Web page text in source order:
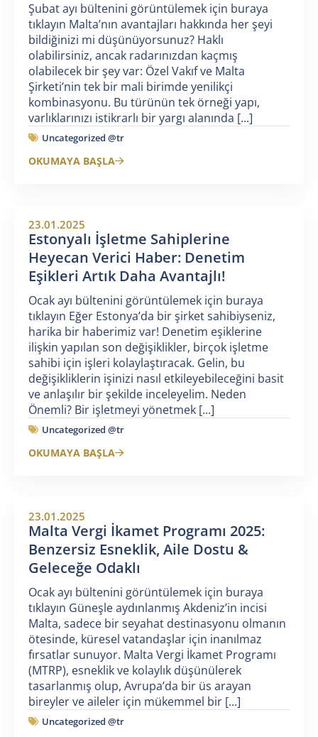
Şubat ayı bültenini görüntülemek için buraya
tıklayın Malta’nın avantajları hakkında her şeyi
bildiğinizi mi düşünüyorsunuz? Haklı
olabilirsiniz, ancak radarınızdan kaçmış
olabilecek bir şey var: Özel Vakıf ve Malta
Şirketi’nin tek bir mali birimde yenilikçi
kombinasyonu. Bu türünün tek örneği yapı,
varlıklarınızı istikrarlı bir yargı alanında [...]
Uncategorized @tr
OKUMAYA BAŞLA
23.01.2025
Estonyalı İşletme Sahiplerine
Heyecan Verici Haber: Denetim
Eşikleri Artık Daha Avantajlı!
Ocak ayı bültenini görüntülemek için buraya
tıklayın Eğer Estonya’da bir şirket sahibiyseniz,
harika bir haberimiz var! Denetim eşiklerine
ilişkin yapılan son değişiklikler, birçok işletme
sahibi için işleri kolaylaştıracak. Gelin, bu
değişikliklerin işinizi nasıl etkileyebileceğini basit
ve anlaşılır bir şekilde inceleyelim. Neden
Önemli? Bir işletmeyi yönetmek [...]
Uncategorized @tr
OKUMAYA BAŞLA
23.01.2025
Malta Vergi İkamet Programı 2025:
Benzersiz Esneklik, Aile Dostu &
Geleceğe Odaklı
Ocak ayı bültenini görüntülemek için buraya
tıklayın Güneşle aydınlanmış Akdeniz’in incisi
Malta, sadece bir seyahat destinasyonu olmanın
ötesinde, küresel vatandaşlar için inanılmaz
fırsatlar sunuyor. Malta Vergi İkamet Programı
(MTRP), esneklik ve kolaylık düşünülerek
tasarlanmış olup, Avrupa’da bir üs arayan
bireyler ve aileler için mükemmel bir [...]
Uncategorized @tr